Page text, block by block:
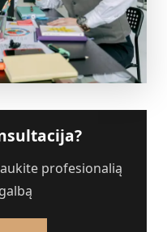
profesionalią